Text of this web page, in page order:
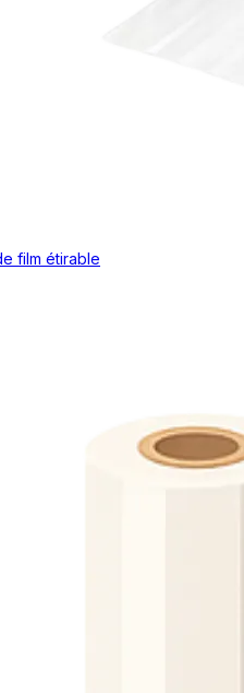
film étirable